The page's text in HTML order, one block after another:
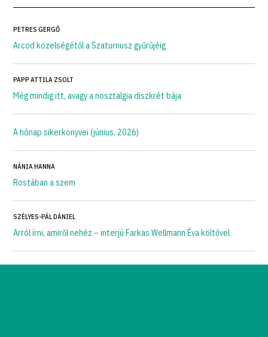
PETRES GERGŐ
Arcod közelségétől a Szaturnusz gyűrűjéig
PAPP ATTILA ZSOLT
Még mindig itt, avagy a nosztalgia diszkrét bája
A hónap sikerkönyvei (június, 2026)
NÁNIA HANNA
Rostában a szem
SZÉLYES-PÁL DÁNIEL
Arról írni, amiről nehéz – interjú Farkas Wellmann Éva költővel